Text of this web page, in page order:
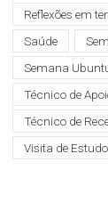
Reflexões em
Saúde
Semana
Técnico de
Técnico de
Visita de Estudo